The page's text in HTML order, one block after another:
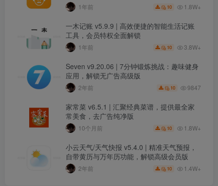
1年前 10 1.8W+
一木记账 v5.9.9 | 高效便捷的智能生活记账
工具，会员特权全面解锁
1年前 10 3.8W+
Seven v9.20.06 | 7分钟锻炼挑战：趣味健身
应用，解锁无广告高级版
2年前 10 9847
家常菜 v6.5.1 | 汇聚经典菜谱，提供最全家
常美食，去广告纯净版
10个月前 10 1.8W+
小云天气/天气快报 v5.4.0 | 精准天气预报，
自带黄历与万年历功能，解锁高级会员版
2年前 10 1.4W+